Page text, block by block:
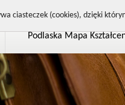
Podlaska Mapa
ciasteczek (cookies), dzięki